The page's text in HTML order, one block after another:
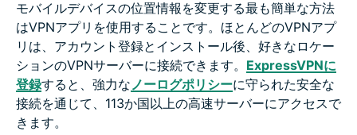
モバイルデバイスの位置情報を変更する最も簡単な方法
はVPNアプリを使用することです。ほとんどのVPNアプ
リは、アカウント登録とインストール後、好きなロケー
ションのVPNサーバーに接続できます。 ExpressVPNに
登録すると、強力な ノーログポリシーに守られた安全な
接続を通じて、113か国以上の高速サーバーにアクセスで
きます。